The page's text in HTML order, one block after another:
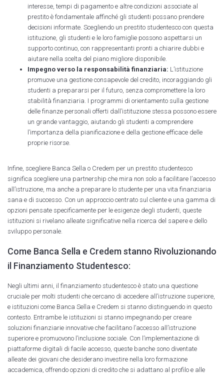
interesse, tempi di pagamento e altre condizioni associate al
prestito è fondamentale affinché gli studenti possano prendere
decisioni informate. Scegliendo un prestito studentesco con questa
istituzione, gli studenti e le loro famiglie possono aspettarsi un
supporto continuo, con rappresentanti pronti a chiarire dubbi e
aiutare nella scelta del piano migliore disponibile.
Impegno verso la responsabilità finanziaria: L’istituzione
promuove una gestione consapevole del credito, incoraggiando gli
studenti a prepararsi per il futuro, senza compromettere la loro
stabilità finanziaria. I programmi di orientamento sulla gestione
delle finanze personali offerti dall’istituzione stessa possono essere
un grande vantaggio, aiutando gli studenti a comprendere
l’importanza della pianificazione e della gestione efficace delle
proprie risorse.
Infine, scegliere Banca Sella o Credem per un prestito studentesco
significa scegliere una partnership che mira non solo a facilitare l’accesso
all’istruzione, ma anche a preparare lo studente per una vita finanziaria
sana e di successo. Con un approccio centrato sul cliente e una gamma di
opzioni pensate specificamente per le esigenze degli studenti, queste
istituzioni si rivelano alleate significative nella ricerca del sapere e dello
sviluppo personale.
Come Banca Sella e Credem stanno Rivoluzionando
il Finanziamento Studentesco:
Negli ultimi anni, il finanziamento studentesco è stato una questione
cruciale per molti studenti che cercano di accedere all’istruzione superiore,
e istituzioni come Banca Sella e Credem si stanno distinguendo in questo
contesto. Entrambe le istituzioni si stanno impegnando per creare
soluzioni finanziarie innovative che facilitano l’accesso all’istruzione
superiore e promuovono l’inclusione sociale. Con l’implementazione di
piattaforme digitali di facile accesso, queste banche sono diventate
alleate dei giovani che desiderano investire nella loro formazione
accademica, offrendo opzioni di credito che si adattano al profilo e alle